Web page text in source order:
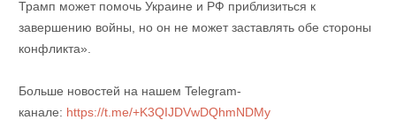
Трамп может помочь Украине и РФ приблизиться к
завершению войны, но он не может заставлять обе стороны
конфликта».
Больше новостей на нашем Telegram-
канале: https://t.me/+K3QIJDVwDQhmNDMy